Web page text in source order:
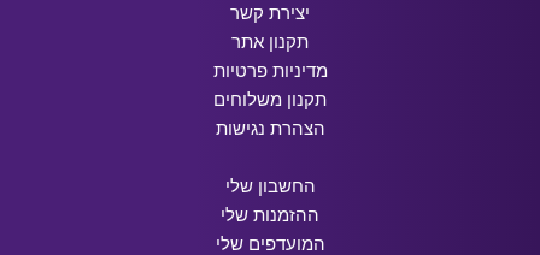
יצירת קשר
תקנון אתר
מדיניות פרטיות
תקנון משלוחים
הצהרת נגישות
החשבון שלי
ההזמנות שלי
המועדפים שלי